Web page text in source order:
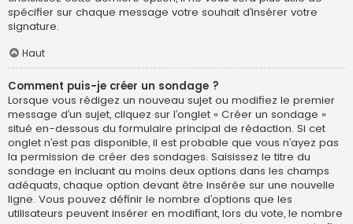
spécifier sur chaque message votre souhait d’insérer votre
signature.
Haut
Comment puis-je créer un sondage ?
Lorsque vous rédigez un nouveau sujet ou modifiez le premier
message d’un sujet, cliquez sur l’onglet « Créer un sondage »
situé en-dessous du formulaire principal de rédaction. Si cet
onglet n’est pas disponible, il est probable que vous n’ayez pas
la permission de créer des sondages. Saisissez le titre du
sondage en incluant au moins deux options dans les champs
adéquats, chaque option devant être insérée sur une nouvelle
ligne. Vous pouvez définir le nombre d’options que les
utilisateurs peuvent insérer en modifiant, lors du vote, le nombre